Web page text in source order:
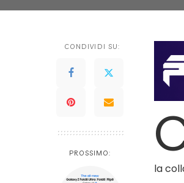
CONDIVIDI SU:
PROSSIMO:
la